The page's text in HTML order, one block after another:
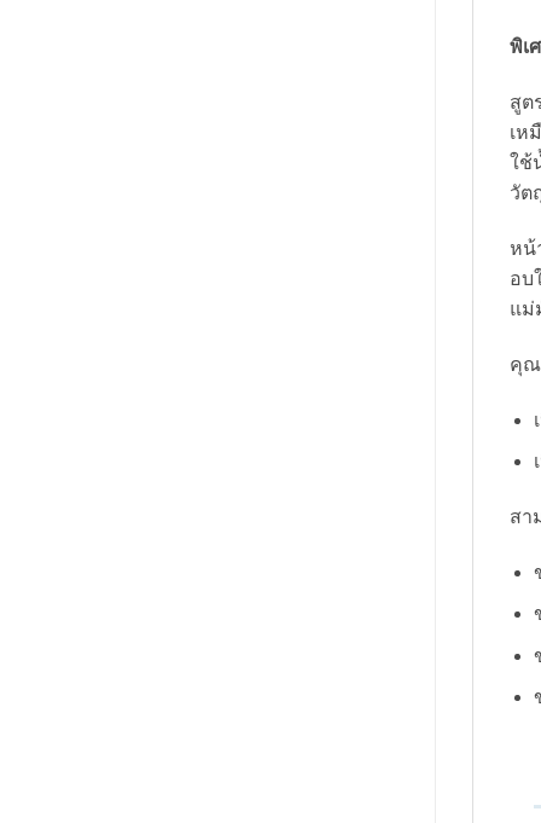
พิเ
สูต
เห
ใช้
วัต
หน้
อบ
แม่
คุณ
สา